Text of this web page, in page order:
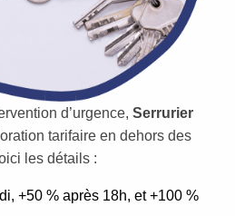
d’urgence, Serrurier
tarifaire en dehors des
les détails :
+50 % après 18h, et +100 %